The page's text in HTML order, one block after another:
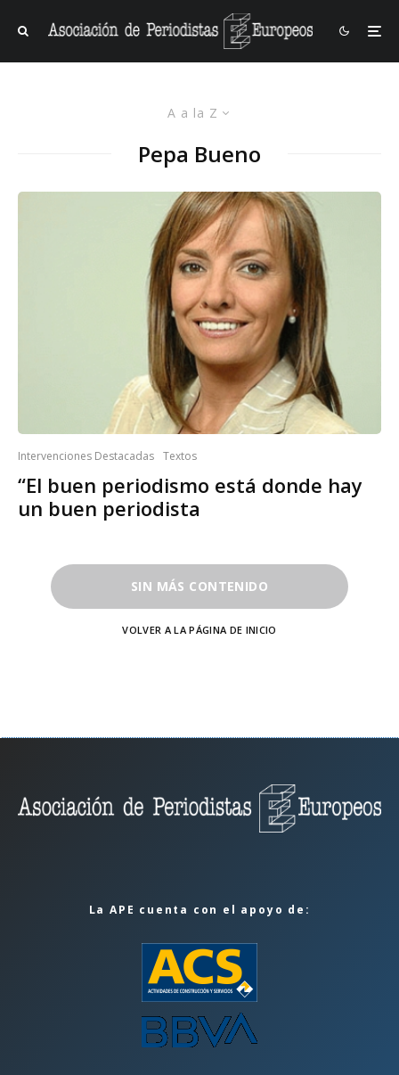
A a la Z
Pepa Bueno
Intervenciones Destacadas Textos
“El buen periodismo está donde hay
un buen periodista
SIN MÁS CONTENIDO
VOLVER A LA PÁGINA DE INICIO
La APE cuenta con el apoyo de: